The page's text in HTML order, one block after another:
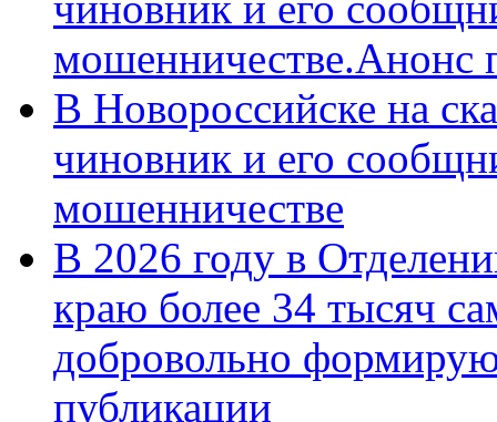
мошенничестве.Анонс
В Новороссийске на
чиновник и его
мошенничестве
В 2026 году в
краю более 34 тысяч
добровольно
публикации